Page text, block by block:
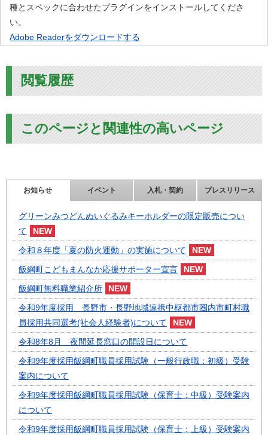
種とスペックに合わせたプラグインをインストールしてくださ
い。
Adobe Readerをダウンロードする
閲覧履歴
このページと関連性の高いページ
お知らせ イベント 入札・契約 プレスリリース
グリーンみつどんぬいぐるみキーホルダーの限定販売につい
て
令和８年度「夏の防火運動」の実施について
飯綱町こどもまんなか応援サポーター宣言
飯綱町無料職業紹介所
令和9年度採用 長野市・長野地域連携中枢都市圏内市町村職
員採用共同選考(社会人経験者)について
令和8年8月 夜間延長窓口の開設日について
令和9年度採用飯綱町職員採用試験（一般行政職：初級）受験
案内について
令和9年度採用飯綱町職員採用試験（保育士：中級）受験案内
について
令和9年度採用飯綱町職員採用試験（保育士：上級）受験案内